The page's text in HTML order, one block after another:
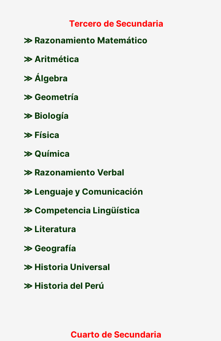
Tercero de Secundaria
≫ Razonamiento Matemático
≫ Aritmética
≫ Álgebra
≫ Geometría
≫ Biología
≫ Física
≫ Química
≫ Razonamiento Verbal
≫ Lenguaje y Comunicación
≫ Competencia Lingüística
≫ Literatura
≫ Geografía
≫ Historia Universal
≫ Historia del Perú
Cuarto de Secundaria